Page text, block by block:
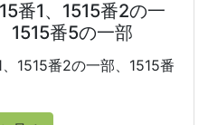
番1、1515番2の一
1515番5の一部
1515番2の一部、1515番